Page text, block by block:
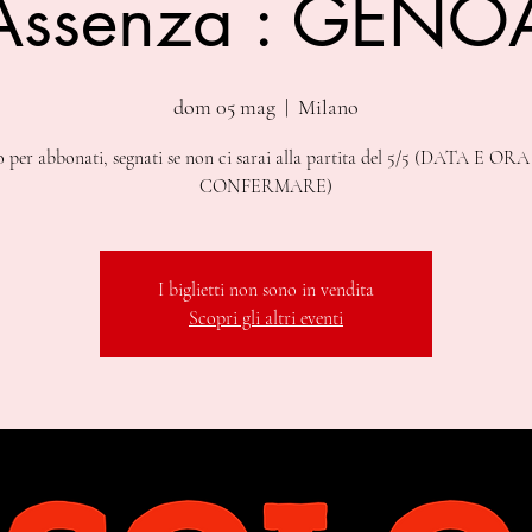
:
dom 05 mag
  |
Milano
per abbonati, segnati se non ci sarai alla partita del 5/5 (DATA E
CONFERMARE)
I biglietti non sono in vendita
Scopri gli altri eventi